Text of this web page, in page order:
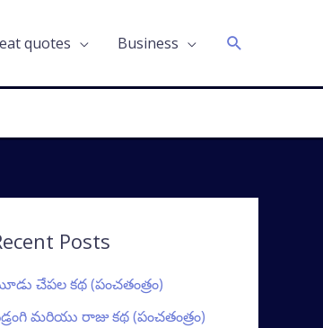
quotes Business Search
Posts
చేపల కథ (పంచతంత్రం)
మరియు రాజు కథ (పంచతంత్రం)